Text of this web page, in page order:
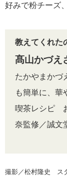
好みで粉チーズ
教えてくれた
髙山かづえ
たかやまかづ
も簡単に、華
喫茶レシピ
奈監修／誠文
撮影／松村隆史 ス